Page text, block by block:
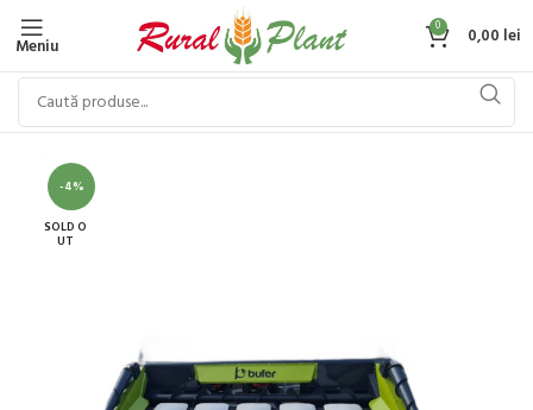
Meniu
0 0,00 lei
-4%
SOLD O
UT